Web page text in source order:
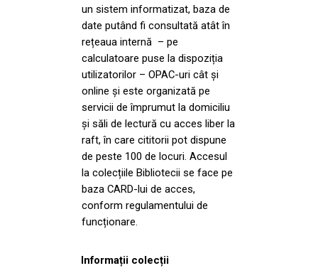
un sistem informatizat, baza de
date putând fi consultată atât în
rețeaua internă – pe
calculatoare puse la dispoziția
utilizatorilor – OPAC-uri cât și
online și este organizată pe
servicii de împrumut la domiciliu
și săli de lectură cu acces liber la
raft, în care cititorii pot dispune
de peste 100 de locuri. Accesul
la colecțiile Bibliotecii se face pe
baza CARD-lui de acces,
conform regulamentului de
funcționare.
Informații colecții